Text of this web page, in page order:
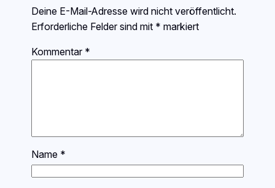
Deine E-Mail-Adresse wird nicht veröffentlicht.
Erforderliche Felder sind mit * markiert
Kommentar *
Name *